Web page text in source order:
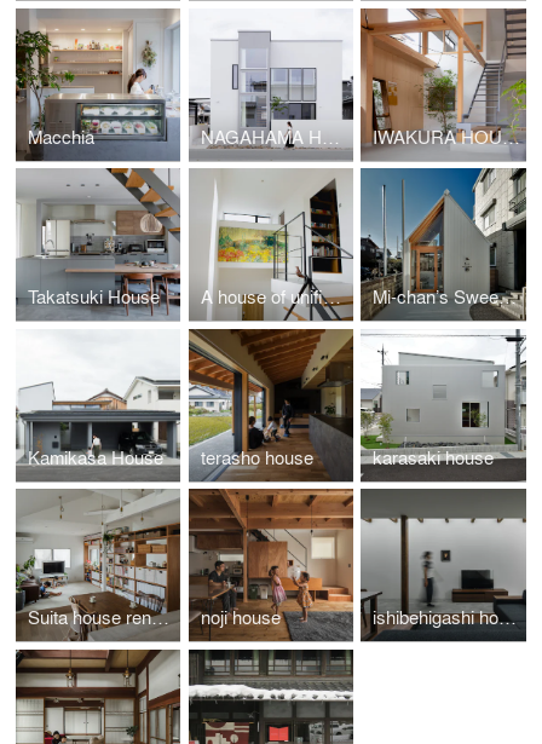
Macchia NAGAHAMA HOUSE IWAKURA HOUSE
Takatsuki House A house of unified divisions Mi-chan’s Sweets Factory
Kamikasa House terasho house karasaki house
Suita house renovation noji house ishibehigashi house